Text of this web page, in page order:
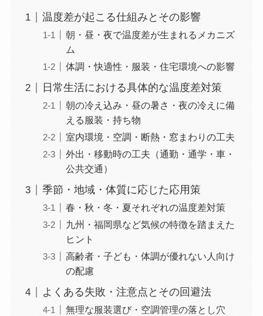
温度差が起こる仕組みとその影響
朝・昼・夜で温度差が生まれるメカニズ
ム
体調・快適性・服装・住宅環境への影響
日常生活における具体的な温度差対策
朝の冷え込み・昼の暑さ・夜の冷えに備
える服装・持ち物
室内環境・空調・断熱・窓まわりの工夫
外出・移動時の工夫（通勤・通学・車・
公共交通）
季節・地域・体質に応じた応用策
春・秋・冬・夏それぞれの温度差対策
九州・福岡県など気候の特徴を踏まえた
ヒント
高齢者・子ども・体調が優れない人向け
の配慮
よくある失敗・注意点とその回避法
無理な服装選び・空調管理の落とし穴